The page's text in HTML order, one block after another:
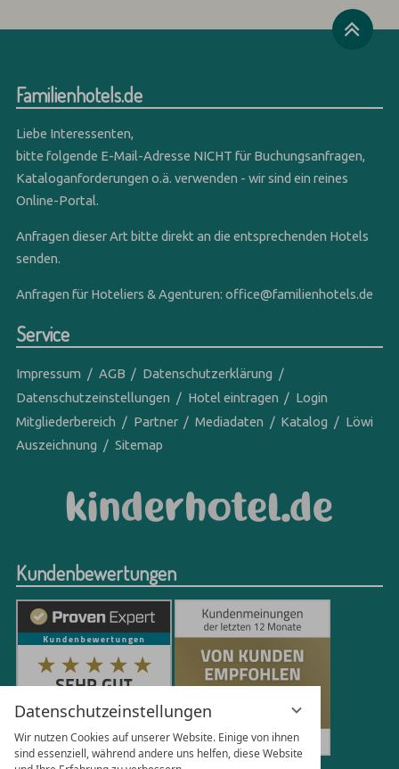
Datenschutzeinstellungen
Wir nutzen Cookies auf unserer Website. Einige von ihnen
sind essenziell, während andere uns helfen, diese Website
Familienhotels.de
Liebe Interessenten,
bitte folgende E-Mail-Adresse NICHT für Buchungsanfragen,
Kataloganforderungen o.ä. verwenden - wir sind ein reines
Online-Portal.
Anfragen dieser Art bitte direkt an die entsprechenden Hotels
senden.
Anfragen für Hoteliers & Agenturen:office@familienhotels.de
Service
Impressum AGB
Datenschutzerklärung
Datenschutzeinstellungen
Hotel eintragen
Login
Mitgliederbereich
Partner Mediadaten Katalog
Löwi
Auszeichnung
Sitemap
Kundenbewertungen